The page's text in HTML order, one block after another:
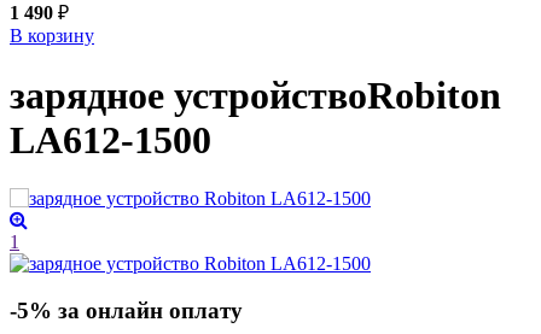
1 490 ₽
В корзину
зарядное устройствоRobiton
LA612-1500
1
-5% за онлайн оплату